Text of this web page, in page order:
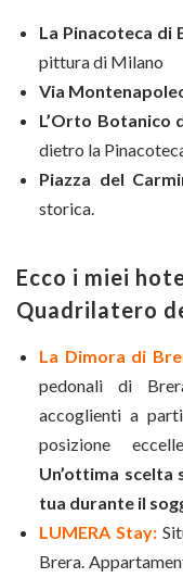
La Pinacoteca di
pittura di Milano
Via
L’Orto Botanico
dietro la
Piazza del
storica.
Ecco i miei
Quadrilatero
La Dimora di
pedonali di
accoglienti a
posizione
Un’ottima
tua durante il
LUMERA Stay:
Brera.